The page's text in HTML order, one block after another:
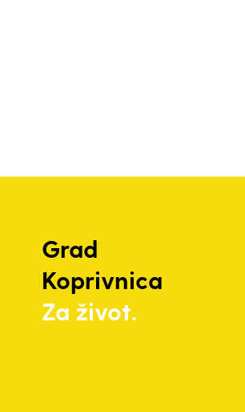
Grad
Koprivnica
Za život.